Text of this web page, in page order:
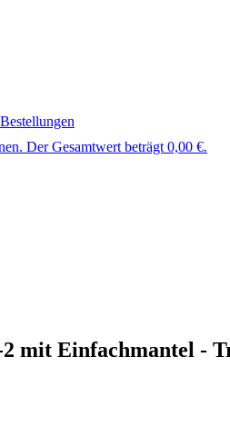
Bestellungen
Der Gesamtwert beträgt 0,00 €.
2 mit Einfachmantel -